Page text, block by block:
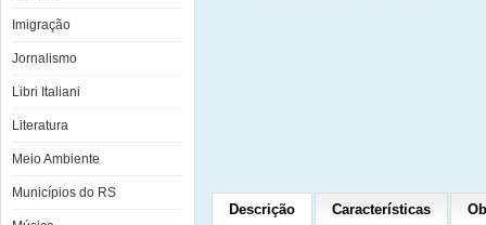
Imigração
Jornalismo
Libri Italiani
Literatura
Meio Ambiente
Municípios do RS
Descrição Características